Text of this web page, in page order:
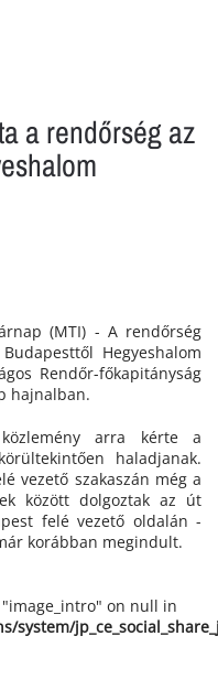
a rendőrség az
(MTI) - A rendőrség
Hegyeshalom
Rendőr-főkapitányság
hajnalban.
arra kérte a
haladjanak.
vezető szakaszán még a
között dolgoztak az út
felé vezető oldalán -
korábban megindult.
on null in